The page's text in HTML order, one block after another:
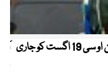
کیریبین پریمیئر لیگ ، قومی کرکٹرز کو این او سی 19 اگست کو جاری